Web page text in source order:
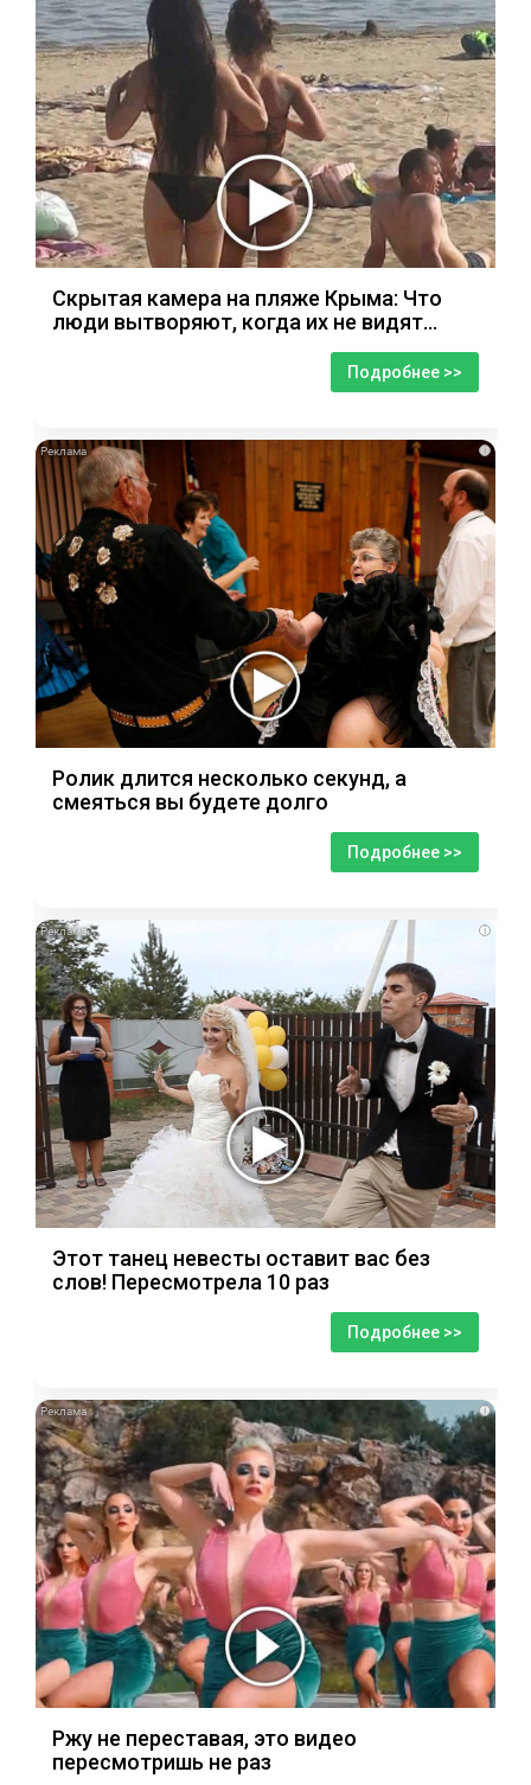
Скрытая камера на пляже Крыма: Что
люди вытворяют, когда их не видят...
Подробнее >>
i
Ролик длится несколько секунд, а
смеяться вы будете долго
Подробнее >>
i
Этот танец невесты оставит вас без
слов! Пересмотрела 10 раз
Подробнее >>
i
Ржу не переставая, это видео
пересмотришь не раз